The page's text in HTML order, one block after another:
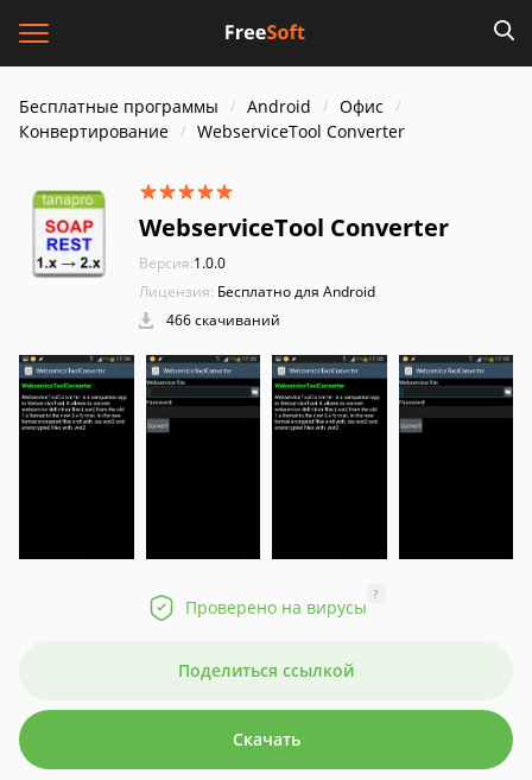
Бесплатные программы Android
Офис
Конвертирование
WebserviceTool Converter
WebserviceTool Converter
Версия:1.0.0
Лицензия: Бесплатно для Android
466 скачиваний
Проверено на вирусы
?
Поделиться ссылкой
Скачать